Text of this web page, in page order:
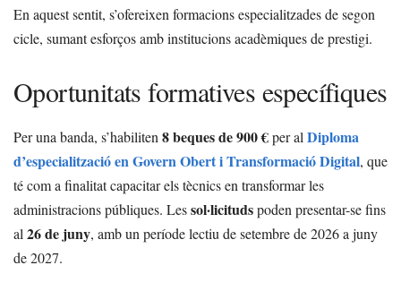
En aquest sentit, s’ofereixen formacions especialitzades de segon
cicle, sumant esforços amb institucions acadèmiques de prestigi.
Oportunitats formatives específiques
Per una banda, s’habiliten 8 beques de 900 €per al Diploma
d’especialització en Govern Obert i Transformació Digital, que
té com a finalitat capacitar els tècnics en transformar les
administracions públiques. Lessol·licitudspoden presentar-se fins
al 26 de juny, amb un període lectiu de setembre de 2026 a juny
de 2027.